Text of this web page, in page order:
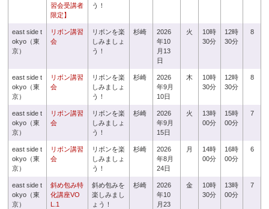
習会受講者
限定】
う！
east side t
okyo（東
京）
リボン講習
会
リボンを楽
しみましょ
う！
杉崎
2026
年10
月13
日
火
10時
30分
12時
30分
8
east side t
okyo（東
京）
リボン講習
会
リボンを楽
しみましょ
う！
杉崎
2026
年9月
10日
木
10時
30分
12時
30分
8
east side t
okyo（東
京）
リボン講習
会
リボンを楽
しみましょ
う！
杉崎
2026
年9月
15日
火
13時
00分
15時
00分
7
east side t
okyo（東
京）
リボン講習
会
リボンを楽
しみましょ
う！
杉崎
2026
年8月
24日
月
14時
00分
16時
00分
6
east side t
okyo（東
京）
斜め包み特
化講座VO
L.1
斜め包みを
楽しみまし
ょう！
杉崎
2026
年10
月23
金
10時
30分
13時
00分
7